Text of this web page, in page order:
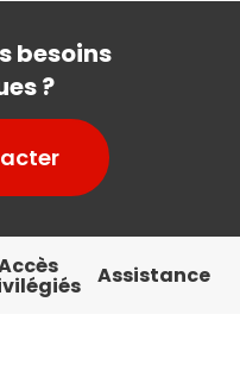
besoins
?
Assistance